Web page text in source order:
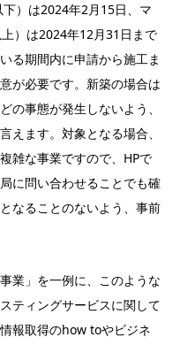
）は2024年2月15日、マ
）は2024年12月31日まで
る期間内に申請から施工ま
が必要です。新築の場合は
の事態が発生しないよう、
えます。対象となる場合、
雑な事業ですので、HPで
に問い合わせることでも確
なることのないよう、事前
業」を一例に、このような
ティングサービスに関して
報取得のhow toやビジネ